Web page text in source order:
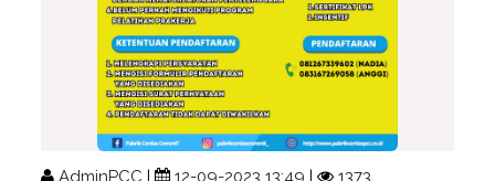
AdminPCC | 12-09-2023 13:49 | 1373